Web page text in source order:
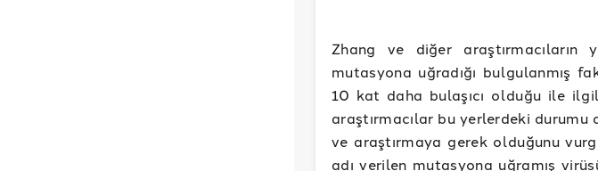
Zhang ve diğer araştırmacıların
mutasyona uğradığı bulgulanmış
10 kat daha bulaşıcı olduğu ile
araştırmacılar bu yerlerdeki
ve araştırmaya gerek olduğunu
adı verilen mutasyona uğramış